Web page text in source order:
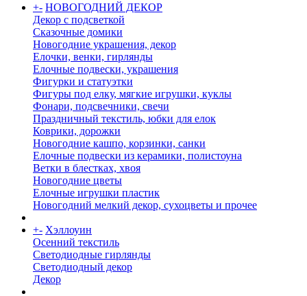
+- НОВОГОДНИЙ ДЕКОР
Декор с подсветкой
Сказочные домики
Новогодние украшения, декор
Елочки, венки, гирлянды
Елочные подвески, украшения
Фигурки и статуэтки
Фигуры под елку, мягкие игрушки, куклы
Фонари, подсвечники, свечи
Праздничный текстиль, юбки для елок
Коврики, дорожки
Новогодние кашпо, корзинки, санки
Елочные подвески из керамики, полистоуна
Ветки в блестках, хвоя
Новогодние цветы
Елочные игрушки пластик
Новогодний мелкий декор, сухоцветы и прочее
+- Хэллоуин
Осенний текстиль
Светодиодные гирлянды
Светодиодный декор
Декор